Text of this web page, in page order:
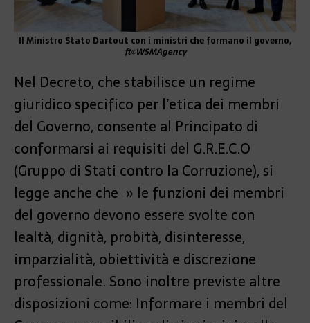
Il Ministro Stato Dartout con i ministri che formano il governo,
ft©WSMAgency
Nel Decreto, che stabilisce un regime
giuridico specifico per l’etica dei membri
del Governo, consente al Principato di
conformarsi ai requisiti del G.R.E.C.O
(Gruppo di Stati contro la Corruzione), si
legge anche che » le funzioni dei membri
del governo devono essere svolte con
lealtà, dignità, probità, disinteresse,
imparzialità, obiettività e discrezione
professionale. Sono inoltre previste altre
disposizioni come: Informare i membri del